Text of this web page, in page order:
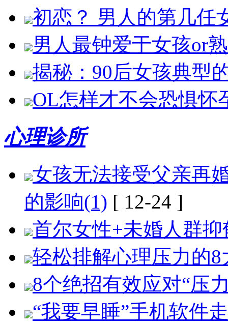
初恋？ 男人的第几任
男人最钟爱于女孩or
揭秘：90后女孩典型
OL怎样才不会恐惧怀
心理诊所
女孩无法接受父亲再
的影响(1) [ 12-24 ]
首尔女性+未婚人群
轻松排解心理压力的8
8个绝招有效应对“压
“我要早睡”手机软件